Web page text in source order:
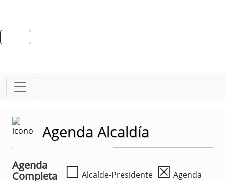
Agenda Alcaldía
Agenda
Completa
☐ Alcalde-Presidente ☒ Agenda